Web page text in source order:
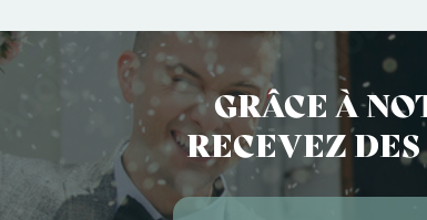
GRÂCE À
RECEVEZ